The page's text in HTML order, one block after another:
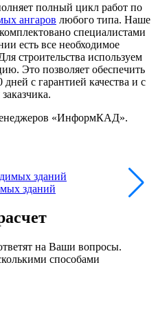
полный цикл работ по
ангаров любого типа. Наше
специалистами
есть все необходимое
строительства используем
Это позволяет обеспечить
с гарантией качества и с
«ИнформКАД».
зданий
на Ваши вопросы.
способами